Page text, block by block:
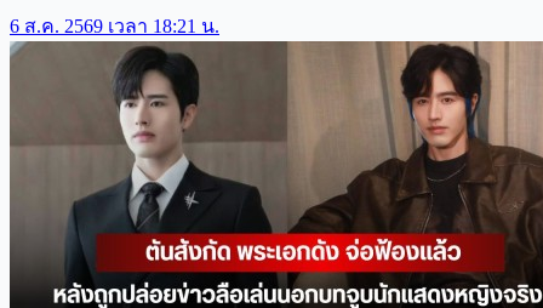
6 ส.ค. 2569 เวลา 18:21 น.